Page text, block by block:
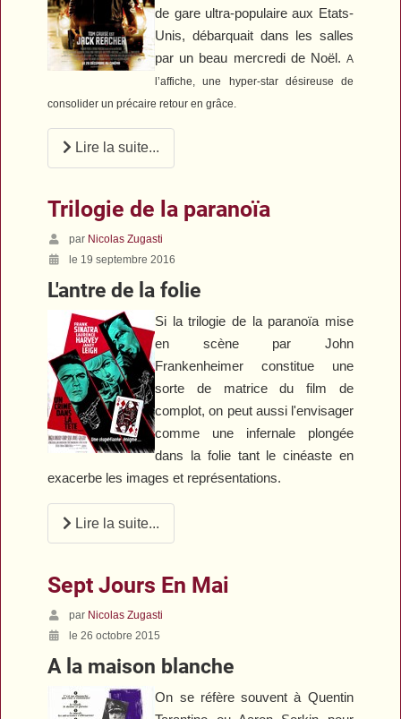
de gare ultra-populaire aux Etats-
Unis, débarquait dans les salles
par un beau mercredi de Noël. A
l’affiche, une hyper-star désireuse de
consolider un précaire retour en grâce.
Lire la suite...
Trilogie de la paranoïa
par Nicolas Zugasti
le 19 septembre 2016
L'antre de la folie
Si la trilogie de la paranoïa mise
en scène par John
Frankenheimer constitue une
sorte de matrice du film de
complot, on peut aussi l'envisager
comme une infernale plongée
dans la folie tant le cinéaste en
exacerbe les images et représentations.
Lire la suite...
Sept Jours En Mai
par Nicolas Zugasti
le 26 octobre 2015
A la maison blanche
On se réfère souvent à Quentin